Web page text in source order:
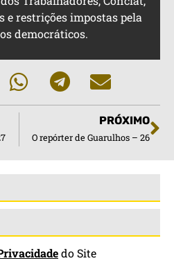
e restrições impostas pela
democráticos.
PRÓXIMO
O repórter de Guarulhos – 26
do Site